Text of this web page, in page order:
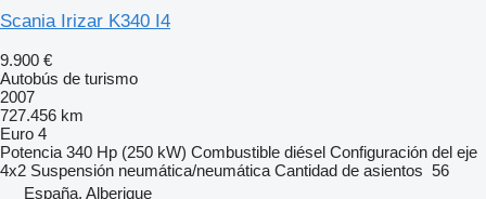
Scania Irizar K340 I4
9.900 €
Autobús de turismo
2007
727.456 km
Euro 4
Potencia 340 Hp (250 kW) Combustible diésel Configuración del eje
4x2 Suspensión neumática/neumática Cantidad de asientos 56
España, Alberique